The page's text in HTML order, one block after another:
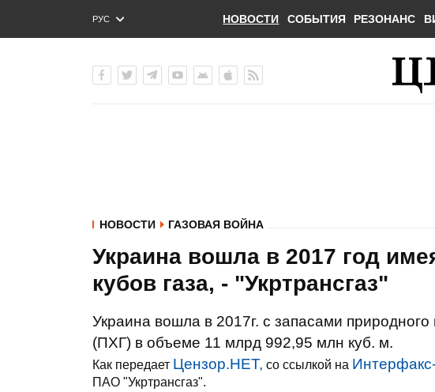
РУС
ENG
НОВОСТИ СОБЫТИЯ РЕЗОНАНС
НОВОСТИ ГАЗОВАЯ ВОЙНА
Украина вошла в 2017 год
кубов газа, - "Укртрансгаз"
Украина вошла в 2017г. с запасами
(ПХГ) в объеме 11 млрд 992,95 млн куб. м.
Как передает Цензор.НЕТ, со ссылкой на
ПАО "Укртрансгаз".